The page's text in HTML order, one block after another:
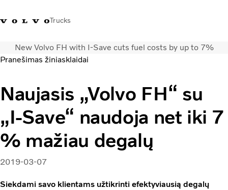
Trucks
+ 370 610 19991 Volvo Trucks parduotuvėPrisijungtiLietuva
Transporto sprendimai
Sunkvežimiai
Paslaugos
Volvo Truck Builder
Kontaktai
Naujienos
Apie mus
New Volvo FH with I-Save cuts fuel costs by up to 7%
Pranešimas žiniasklaidai
Naujasis „Volvo FH“ su
„I-Save“ naudoja net iki 7
% mažiau degalų
2019-03-07
Siekdami savo klientams užtikrinti efektyviausią degalų